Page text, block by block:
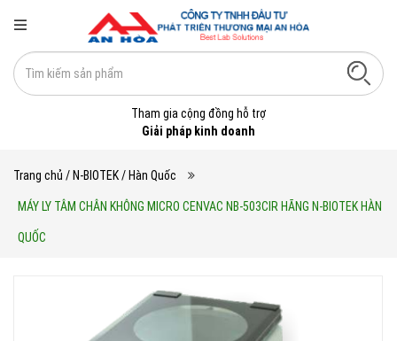
Tham gia cộng đồng hỗ trợ
Giải pháp kinh doanh
Trang chủ / N-BIOTEK / Hàn Quốc
MÁY LY TÂM CHÂN KHÔNG MICRO CENVAC NB-503CIR HÃNG N-BIOTEK HÀN
QUỐC